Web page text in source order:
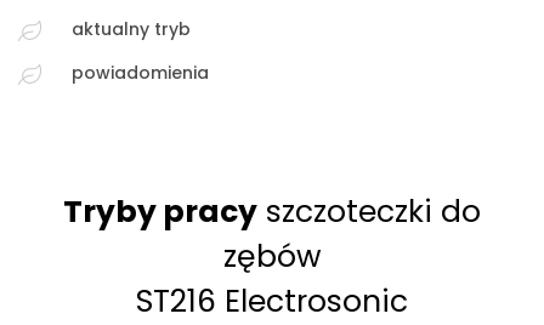
aktualny tryb
powiadomienia
Tryby pracy szczoteczki do
zębów
ST216 Electrosonic